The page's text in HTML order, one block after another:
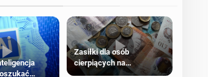
Zasiłki dla osób
cierpiących na
schorzenia psychiczne